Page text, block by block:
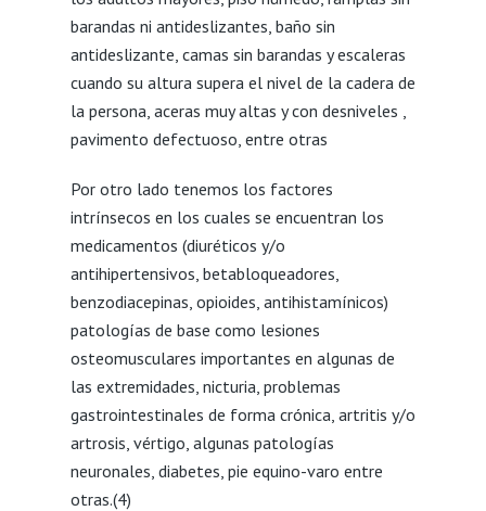
barandas ni antideslizantes, baño sin
antideslizante, camas sin barandas y escaleras
cuando su altura supera el nivel de la cadera de
la persona, aceras muy altas y con desniveles ,
pavimento defectuoso, entre otras
Por otro lado tenemos los factores
intrínsecos en los cuales se encuentran los
medicamentos (diuréticos y/o
antihipertensivos, betabloqueadores,
benzodiacepinas, opioides, antihistamínicos)
patologías de base como lesiones
osteomusculares importantes en algunas de
las extremidades, nicturia, problemas
gastrointestinales de forma crónica, artritis y/o
artrosis, vértigo, algunas patologías
neuronales, diabetes, pie equino-varo entre
otras.(4)